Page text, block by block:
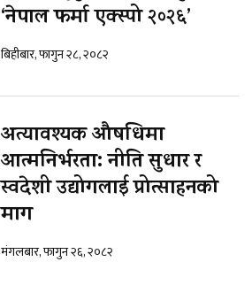
‘नेपाल फर्मा एक्स्पो २०२६’
बिहीबार, फागुन २८, २०८२
अत्यावश्यक औषधिमा
आत्मनिर्भरता: नीति सुधार र
स्वदेशी उद्योगलाई प्रोत्साहनको
माग
मंगलबार, फागुन २६, २०८२